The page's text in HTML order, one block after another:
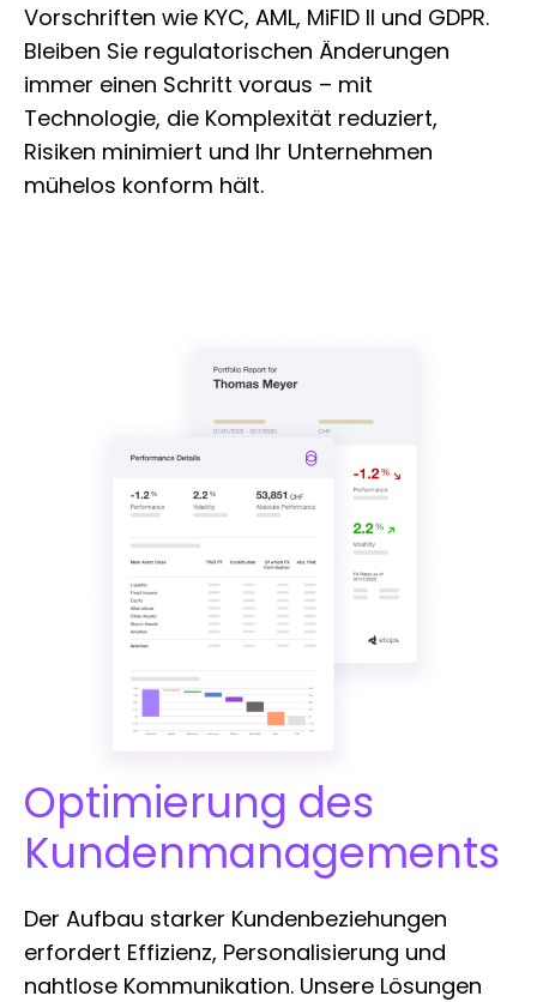
Vorschriften wie KYC, AML, MiFID II und GDPR.
Bleiben Sie regulatorischen Änderungen
immer einen Schritt voraus – mit
Technologie, die Komplexität reduziert,
Risiken minimiert und Ihr Unternehmen
mühelos konform hält.
Optimierung des
Kundenmanagements
Der Aufbau starker Kundenbeziehungen
erfordert Effizienz, Personalisierung und
nahtlose Kommunikation. Unsere Lösungen